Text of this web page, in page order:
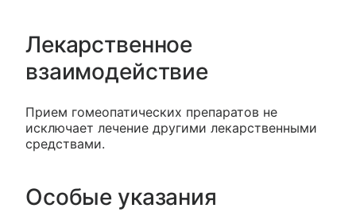
Лекарственное
взаимодействие
Прием гомеопатических препаратов не
исключает лечение другими лекарственными
средствами.
Особые указания